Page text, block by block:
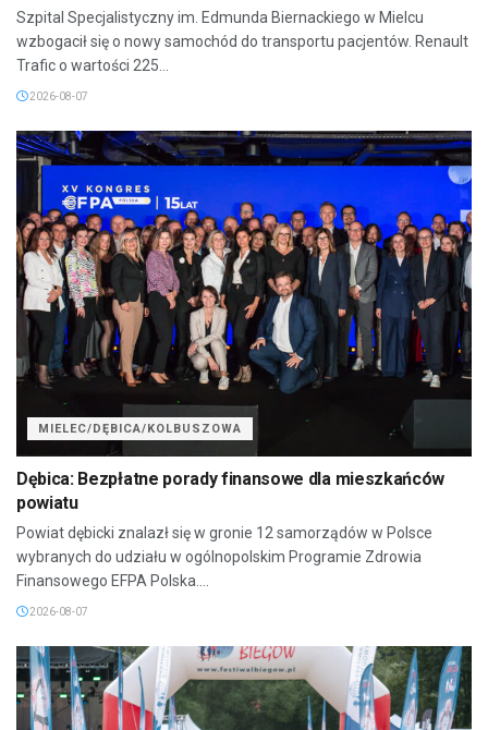
Szpital Specjalistyczny im. Edmunda Biernackiego w Mielcu
wzbogacił się o nowy samochód do transportu pacjentów. Renault
Trafic o wartości 225...
2026-08-07
MIELEC/DĘBICA/KOLBUSZOWA
Dębica: Bezpłatne porady finansowe dla mieszkańców
powiatu
Powiat dębicki znalazł się w gronie 12 samorządów w Polsce
wybranych do udziału w ogólnopolskim Programie Zdrowia
Finansowego EFPA Polska....
2026-08-07